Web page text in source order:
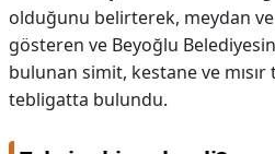
olduğunu belirterek, meydan
gösteren ve Beyoğlu
bulunan simit, kestane ve
tebligatta bulundu.